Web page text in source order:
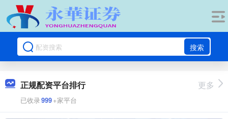
搜索
正规配资平台排行
已收录999+家平台
更多